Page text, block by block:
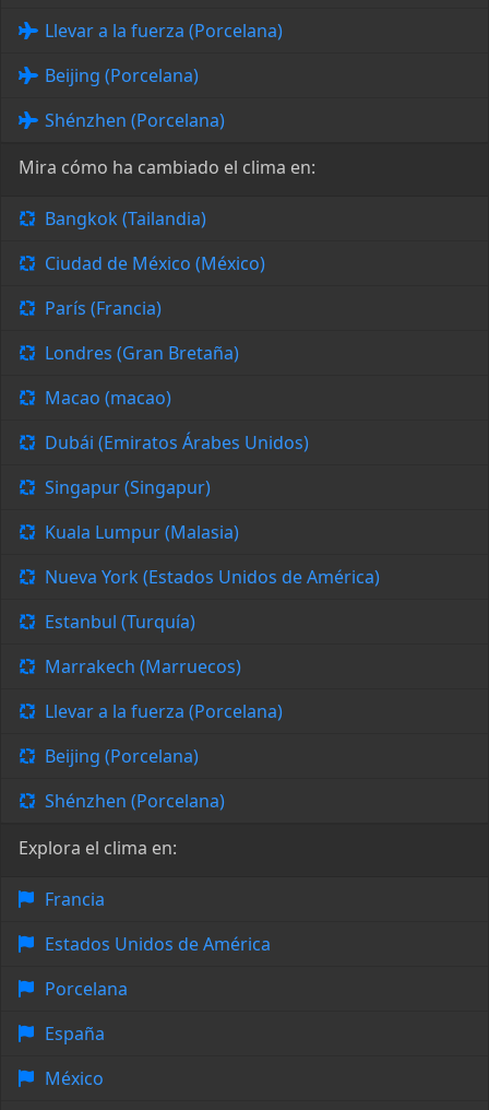
Llevar a la fuerza (Porcelana)
Beijing (Porcelana)
Shénzhen (Porcelana)
Mira cómo ha cambiado el clima en:
Bangkok (Tailandia)
Ciudad de México (México)
París (Francia)
Londres (Gran Bretaña)
Macao (macao)
Dubái (Emiratos Árabes Unidos)
Singapur (Singapur)
Kuala Lumpur (Malasia)
Nueva York (Estados Unidos de América)
Estanbul (Turquía)
Marrakech (Marruecos)
Llevar a la fuerza (Porcelana)
Beijing (Porcelana)
Shénzhen (Porcelana)
Explora el clima en:
Francia
Estados Unidos de América
Porcelana
España
México